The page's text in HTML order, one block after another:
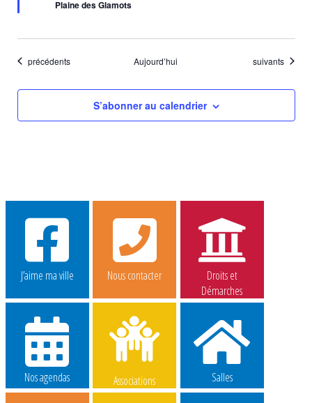
Plaine des Glamots
Évènements
précédents Aujourd’hui Évènements
suivants
S’abonner au calendrier
J’aime ma ville Nous contacter
Droits et
Démarches
Nos agendas Associations Salles